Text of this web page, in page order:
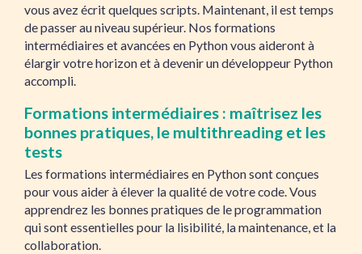
vous avez écrit quelques scripts. Maintenant, il est temps
de passer au niveau supérieur. Nos formations
intermédiaires et avancées en Python vous aideront à
élargir votre horizon et à devenir un développeur Python
accompli.
Formations intermédiaires : maîtrisez les
bonnes pratiques, le multithreading et les
tests
Les formations intermédiaires en Python sont conçues
pour vous aider à élever la qualité de votre code. Vous
apprendrez les bonnes pratiques de le programmation
qui sont essentielles pour la lisibilité, la maintenance, et la
collaboration.